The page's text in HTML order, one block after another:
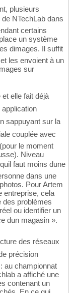
plusieurs
NTechLab dans
certains
un système
dimages. Il suffit
les envoient à un
sur
et elle fait déjà
application
sappuyant sur la
couplée avec
le moment
Niveau
faut moins dune
dans une
Pour Artem
entreprise, cela
des problèmes
ou identifier un
dun magasin ».
des réseaux
précision
au championnat
a affiché une
contenant un